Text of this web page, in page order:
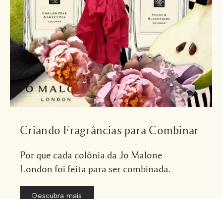
Criando Fragrâncias para Combinar
Por que cada colônia da Jo Malone
London foi feita para ser combinada.
Descubra mais